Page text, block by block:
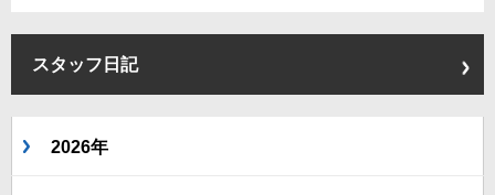
スタッフ日記
2026年